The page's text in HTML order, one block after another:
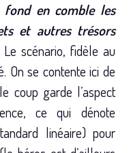
en comble les
et autres trésors
Le scénario, fidèle au
On se contente ici de
coup garde l’aspect
ce qui dénote
linéaire) pour